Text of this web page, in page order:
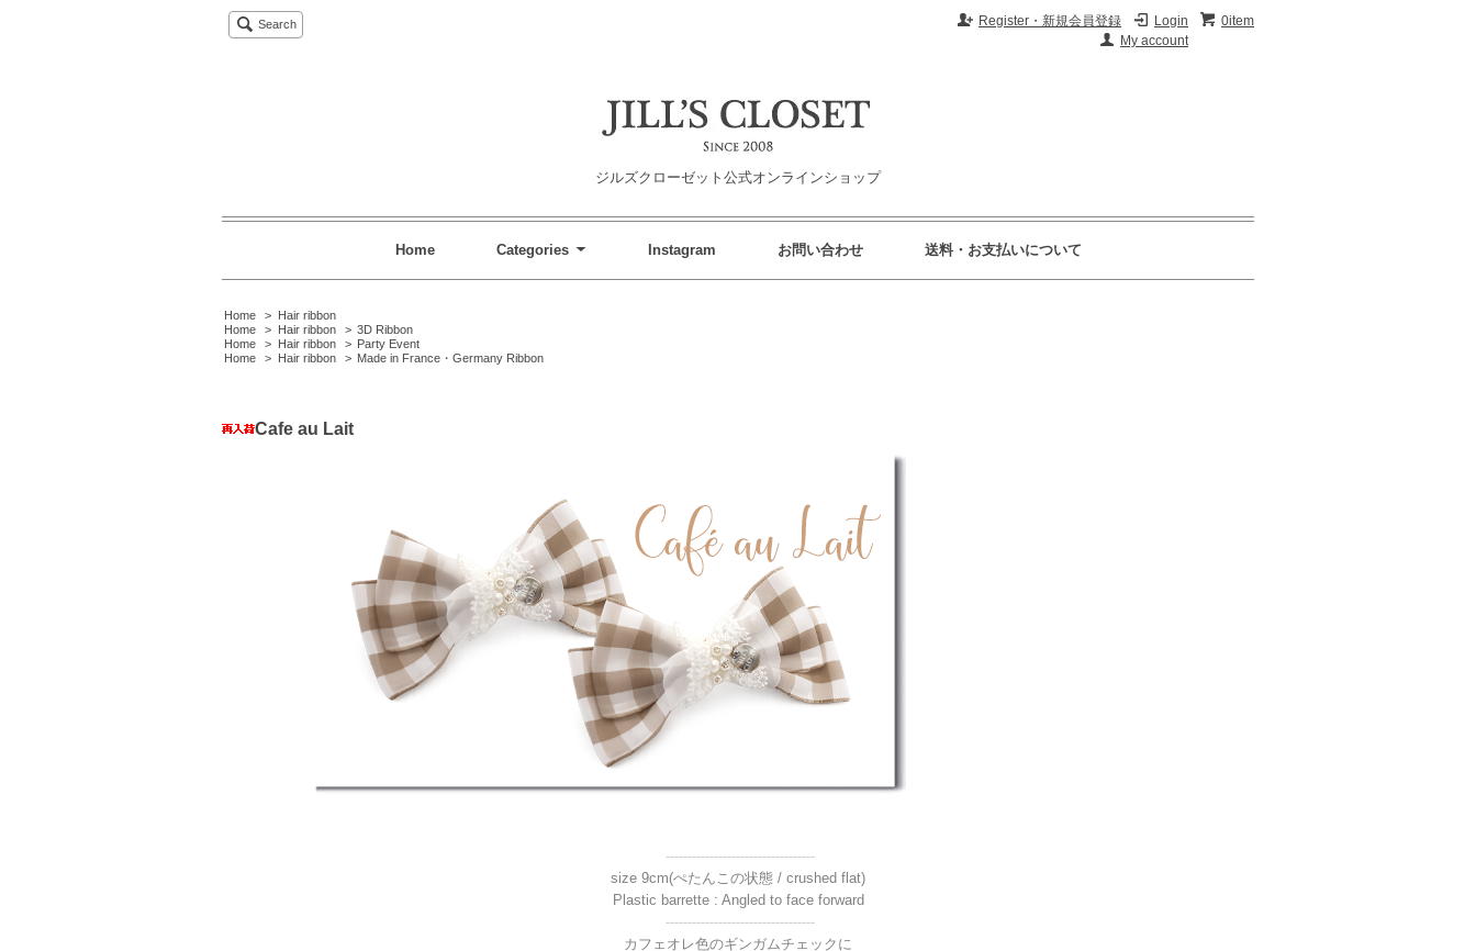
0item
Login
Register・新規会員登録
My account
Search
ジルズクローゼット公式オンラインショップ
Home Categories Instagram お問い合わせ 送料・お支払いについて
Home > Hair ribbon
Home
> Hair ribbon > 3D Ribbon
Home
> Hair ribbon > Party Event
Home
> Hair ribbon > Made in France・Germany Ribbon
Cafe au Lait
----------------------------------
size 9cm(ぺたんこの状態 / crushed flat)
Plastic barrette : Angled to face forward
----------------------------------
カフェオレ色のギンガムチェックに